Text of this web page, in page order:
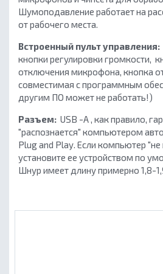
Шумоподавление работает на
от рабочего места.
Встроенный пульт управления:
кнопки регулировки громкости,
отключения микрофона, кнопка
совместимая с программным
другим ПО может не работать!)
Разъем: USB -A , как правило,
"распознается" компьютером
Plug and Play. Если компьютер "не
установите ее устройством по
Шнур имеет длину примерно 1,8-